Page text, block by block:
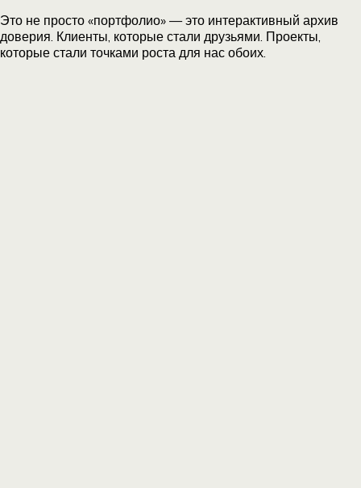
Это не просто «портфолио» — это интерактивный архив
доверия. Клиенты, которые стали друзьями. Проекты,
которые стали точками роста для нас обоих.